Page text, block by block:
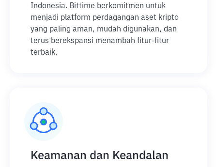
Indonesia. Bittime berkomitmen untuk
menjadi platform perdagangan aset kripto
yang paling aman, mudah digunakan, dan
terus berekspansi menambah fitur-fitur
terbaik.
Keamanan dan Keandalan